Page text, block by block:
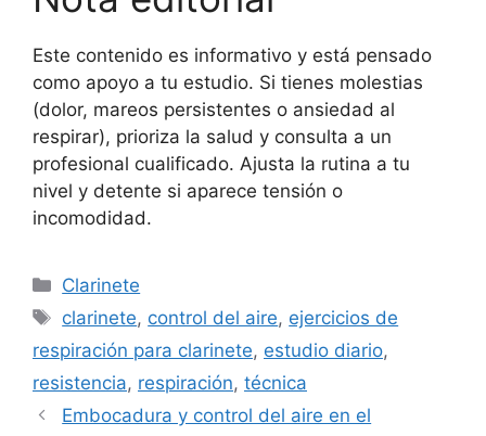
Este contenido es informativo y está pensado
como apoyo a tu estudio. Si tienes molestias
(dolor, mareos persistentes o ansiedad al
respirar), prioriza la salud y consulta a un
profesional cualificado. Ajusta la rutina a tu
nivel y detente si aparece tensión o
incomodidad.
Categorias
Clarinete
Tags
clarinete, control del aire, ejercicios de
respiración para clarinete, estudio diario,
resistencia, respiración, técnica
Embocadura y control del aire en el